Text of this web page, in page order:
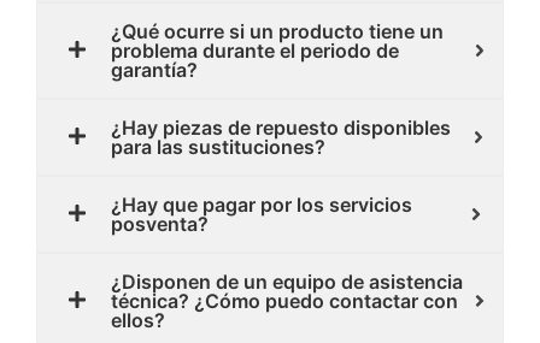
¿Qué ocurre si un producto tiene un
problema durante el periodo de
garantía?
¿Hay piezas de repuesto disponibles
para las sustituciones?
¿Hay que pagar por los servicios
posventa?
¿Disponen de un equipo de asistencia
técnica? ¿Cómo puedo contactar con
ellos?